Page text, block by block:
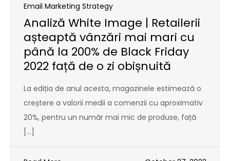
Email Marketing Strategy
Analiză White Image | Retailerii
așteaptă vânzări mai mari cu
până la 200% de Black Friday
2022 față de o zi obișnuită
La ediția de anul acesta, magazinele estimează o
creștere a valorii medii a comenzii cu aproximativ
20%, pentru un număr mai mic de produse, față
[…]